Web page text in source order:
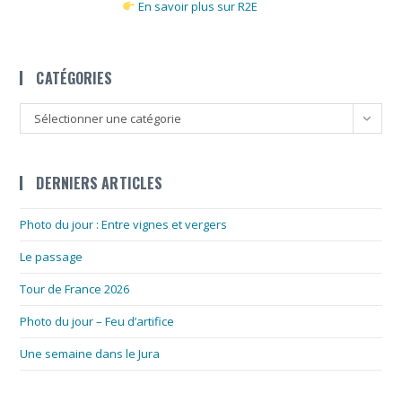
En savoir plus sur R2E
CATÉGORIES
Catégories
Sélectionner une catégorie
DERNIERS ARTICLES
Photo du jour : Entre vignes et vergers
Le passage
Tour de France 2026
Photo du jour – Feu d’artifice
Une semaine dans le Jura